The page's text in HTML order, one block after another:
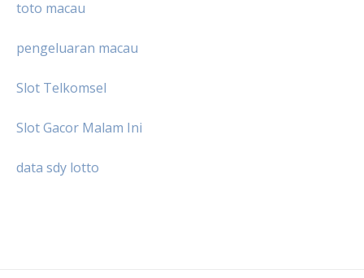
toto macau
pengeluaran macau
Slot Telkomsel
Slot Gacor Malam Ini
data sdy lotto